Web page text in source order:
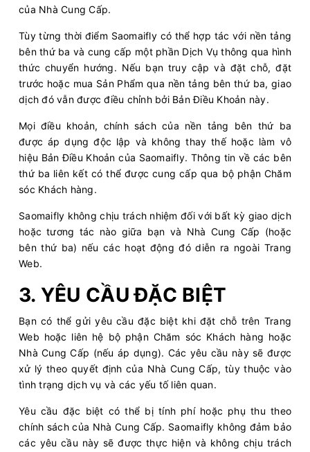
của Nhà Cung Cấp.
Tùy từng thời điểm Saomaifly có thể hợp tác với nền tảng
bên thứ ba và cung cấp một phần Dịch Vụ thông qua hình
thức chuyển hướng. Nếu bạn truy cập và đặt chỗ, đặt
trước hoặc mua Sản Phẩm qua nền tảng bên thứ ba, giao
dịch đó vẫn được điều chỉnh bởi Bản Điều Khoản này.
Mọi điều khoản, chính sách của nền tảng bên thứ ba
được áp dụng độc lập và không thay thế hoặc làm vô
hiệu Bản Điều Khoản của Saomaifly. Thông tin về các bên
thứ ba liên kết có thể được cung cấp qua bộ phận Chăm
sóc Khách hàng.
Saomaifly không chịu trách nhiệm đối với bất kỳ giao dịch
hoặc tương tác nào giữa bạn và Nhà Cung Cấp (hoặc
bên thứ ba) nếu các hoạt động đó diễn ra ngoài Trang
Web.
3. YÊU CẦU ĐẶC BIỆT
Bạn có thể gửi yêu cầu đặc biệt khi đặt chỗ trên Trang
Web hoặc liên hệ bộ phận Chăm sóc Khách hàng hoặc
Nhà Cung Cấp (nếu áp dụng). Các yêu cầu này sẽ được
xử lý theo quyết định của Nhà Cung Cấp, tùy thuộc vào
tình trạng dịch vụ và các yếu tố liên quan.
Yêu cầu đặc biệt có thể bị tính phí hoặc phụ thu theo
chính sách của Nhà Cung Cấp. Saomaifly không đảm bảo
các yêu cầu này sẽ được thực hiện và không chịu trách